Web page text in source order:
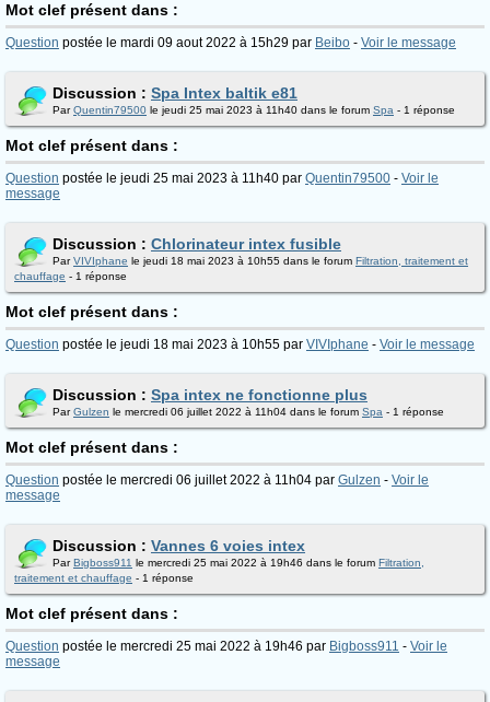
Mot clef présent dans :
Question postée le mardi 09 aout 2022 à 15h29 par Beibo - Voir le message
Discussion : Spa Intex baltik e81
ParQuentin79500 le jeudi 25 mai 2023 à 11h40 dans le forum Spa - 1 réponse
Mot clef présent dans :
Question postée le jeudi 25 mai 2023 à 11h40 par Quentin79500 - Voir le
message
Discussion : Chlorinateur intex fusible
ParVIVIphane le jeudi 18 mai 2023 à 10h55 dans le forum Filtration, traitement et
chauffage - 1 réponse
Mot clef présent dans :
Question postée le jeudi 18 mai 2023 à 10h55 par VIVIphane - Voir le message
Discussion : Spa intex ne fonctionne plus
ParGulzen le mercredi 06 juillet 2022 à 11h04 dans le forum Spa - 1 réponse
Mot clef présent dans :
Question postée le mercredi 06 juillet 2022 à 11h04 par Gulzen - Voir le
message
Discussion : Vannes 6 voies intex
ParBigboss911 le mercredi 25 mai 2022 à 19h46 dans le forum Filtration,
traitement et chauffage - 1 réponse
Mot clef présent dans :
Question postée le mercredi 25 mai 2022 à 19h46 par Bigboss911 - Voir le
message